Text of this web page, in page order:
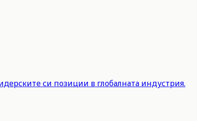
си позиции в глобалната индустрия.